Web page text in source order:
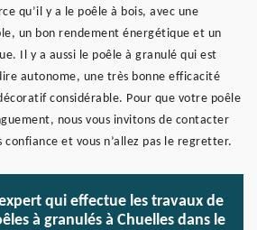
qu’il y a le poêle à bois, avec une
un bon rendement énergétique et un
Il y a aussi le poêle à granulé qui est
autonome, une très bonne efficacité
considérable. Pour que votre poêle
nous vous invitons de contacter
et vous n’allez pas le regretter.
qui effectue les travaux de
à granulés à Chuelles dans le